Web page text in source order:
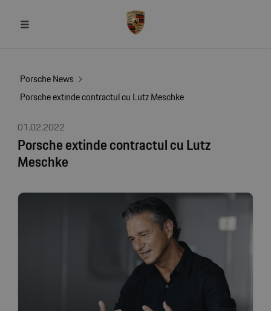
Porsche News
Porsche extinde contractul cu Lutz Meschke
01.02.2022
Porsche extinde contractul cu Lutz
Meschke